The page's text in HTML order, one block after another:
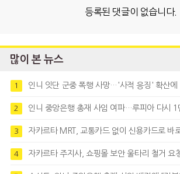
등록된 댓글이 없습니다.
많이 본 뉴스
1 인니 잇단 군중 폭행 사망…'사적 응징' 확산에
2 인니 중앙은행 총재 사임 여파…루피아 다시 1
3 자카르타 MRT, 교통카드 없이 신용카드로 바
4 자카르타 주지사, 쇼핑몰 보안 울타리 철거